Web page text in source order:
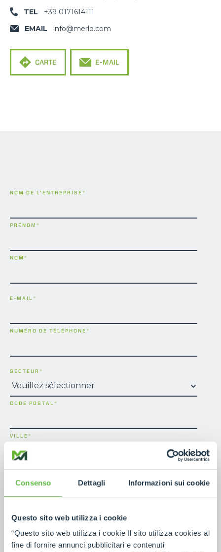
Consenso Dettagli Informazioni sui cookie
Questo sito web utilizza i cookie
“Questo sito web utilizza i cookie Il sito utilizza cookies al
fine di fornire annunci pubblicitari e contenuti
TEL
+39 0171614111
EMAIL
info@merlo.com
CARTE E-MAIL
NOM DE L'ENTREPRISE*
PRÉNOM *
NOM *
E-MAIL*
NUMÉRO DE TÉLÉPHONE*
SECTEUR *
CODE POSTAL*
VILLE*